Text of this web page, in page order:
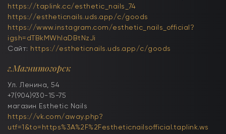
https://taplink.cc/esthetic_nails_74
https://estheticnails.uds.app/c/goods
https://www.instagram.com/esthetic_nails_official?
igsh=dTBkMWhlaDBtNzJi
Сайт: https://estheticnails.uds.app/c/goods
г.Магнитогорск
Ул. Ленина, 54
+7(904)930-15-75
магазин Esthetic Nails
https://vk.com/away.php?
utf=1&to=https%3A%2F%2Festheticnailsofficial.taplink.ws